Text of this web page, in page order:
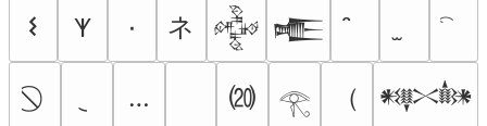
𐌔 𐊵 ٠ ネ 𒅒 𒍫
… ⒇ 𓂀 （ 𒀰